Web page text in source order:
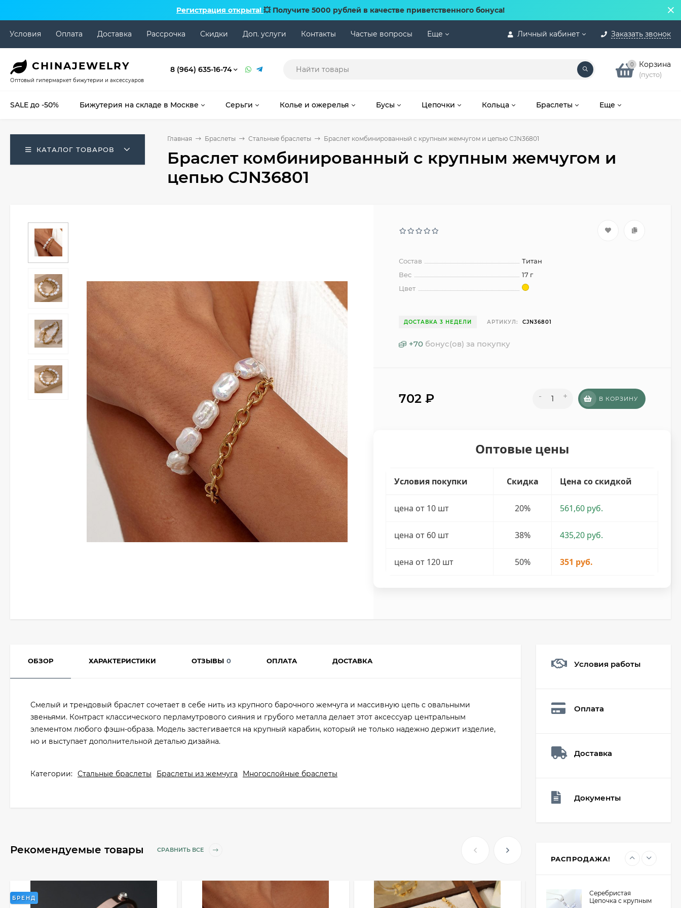
Регистрация открыта! 💥 Получите 5000 рублей в качестве приветственного бонуса!
Личный кабинет Заказать звонок
Условия Оплата Доставка Рассрочка Скидки Доп. услуги Контакты Частые вопросы Еще
CHINAJEWELRY
Оптовый гипермаркет бижутерии и аксессуаров
8 (964) 635-16-74 0 Корзина
(пусто)
SALE до -50% Бижутерия на складе в Москве Серьги Колье и ожерелья Бусы Цепочки Кольца Браслеты Еще
КАТАЛОГ ТОВАРОВ
Главная Браслеты Стальные браслеты Браслет комбинированный с крупным жемчугом и цепью CJN36801
Браслет комбинированный с крупным жемчугом и
цепью CJN36801
Состав
Титан
Вес
17 г
Цвет
ДОСТАВКА 3 НЕДЕЛИ АРТИКУЛ: CJN36801
+70 бонус(ов) за покупку
702₽ - + В КОРЗИНУ
Оптовые цены
Условия покупки Скидка Цена со скидкой
цена от 10 шт 20% 561,60 руб.
цена от 60 шт 38% 435,20 руб.
цена от 120 шт 50% 351 руб.
ОБЗОР ХАРАКТЕРИСТИКИ ОТЗЫВЫ 0 ОПЛАТА ДОСТАВКА
Смелый и трендовый браслет сочетает в себе нить из крупного барочного жемчуга и массивную цепь с овальными
звеньями. Контраст классического перламутрового сияния и грубого металла делает этот аксессуар центральным
элементом любого фэшн-образа. Модель застегивается на крупный карабин, который не только надежно держит изделие,
но и выступает дополнительной деталью дизайна.
Категории: Стальные браслеты Браслеты из жемчуга Многослойные браслеты
Рекомендуемые товары СРАВНИТЬ ВСЕ
БРЕНД
Условия работы
Оплата
Доставка
Документы
РАСПРОДАЖА!
19₽
Мешочек (5*7см)
Серебристая
Цепочка с крупным